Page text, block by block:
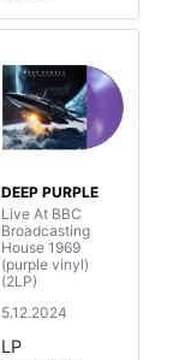
DEEP PURPLE
Live At BBC
Broadcasting
House 1969
(purple vinyl)
(2LP)
5.12.2024
LP